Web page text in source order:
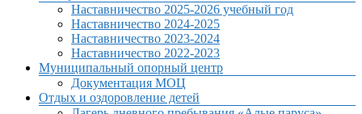
Наставничество 2025-2026 учебный год
Наставничество 2024-2025
Наставничество 2023-2024
Наставничество 2022-2023
Муниципальный опорный центр
Документация МОЦ
Отдых и оздоровление детей